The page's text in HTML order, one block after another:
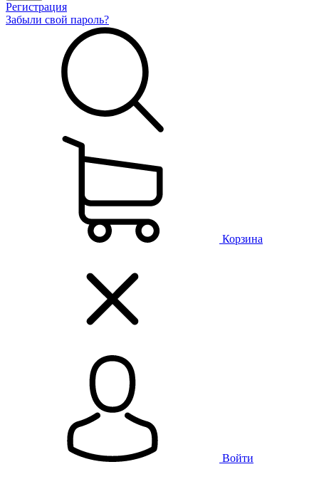
Регистрация
Забыли свой пароль?
Корзина
Войти